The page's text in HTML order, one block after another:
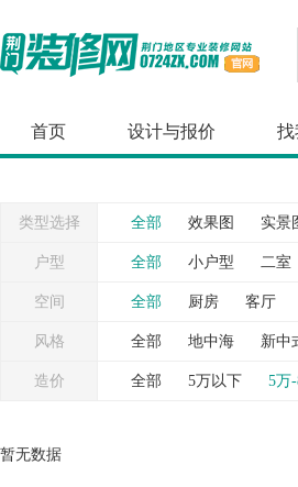
首页 设计与报价 找
类型选择 全部 效果图 实景
户型 全部 小户型 二室
空间 全部 厨房 客厅
台 灯具 照片墙
风格 全部 地中海 新中
造价 全部 5万以下 5万
暂无数据